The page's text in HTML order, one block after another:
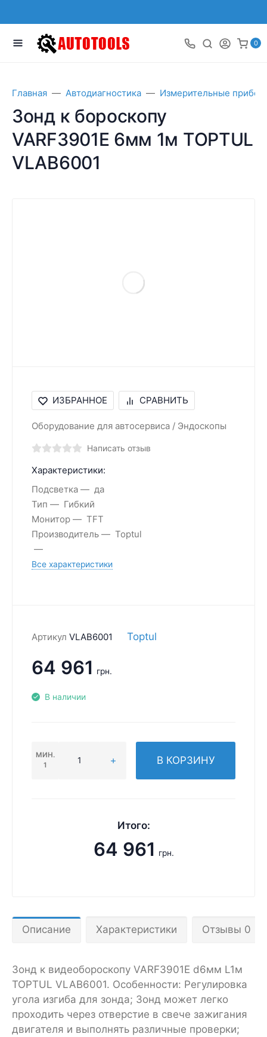
0
Главная Автодиагностика Измерительные
Зонд к бороскопу
VARF3901E 6мм 1м TOPTUL
VLAB6001
ИЗБРАННОЕ СРАВНИТЬ
Оборудование для автосервиса / Эндоскопы
Написать отзыв
Характеристики:
Подсветка
да
Тип
Гибкий
Монитор
TFT
Производитель
Toptul
Все характеристики
Артикул VLAB6001 Toptul
64 961 грн.
В наличии
МИН.
1
В КОРЗИНУ
Итого:
64 961 грн.
Описание Характеристики Отзывы 0
Зонд к видеобороскопу VARF3901E d6мм L1м
TOPTUL VLAB6001. Особенности: Регулировка
угола изгиба для зонда; Зонд может легко
проходить через отверстие в свече зажигания
двигателя и выполнять различные проверки;